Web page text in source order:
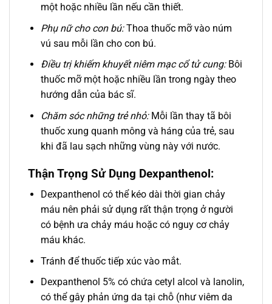
một hoặc nhiều lần nếu cần thiết.
Phụ nữ cho con bú:Thoa thuốc mỡ vào núm
vú sau mỗi lần cho con bú.
Điều trị khiếm khuyết niêm mạc cổ tử cung: Bôi
thuốc mỡ một hoặc nhiều lần trong ngày theo
hướng dẫn của bác sĩ.
Chăm sóc những trẻ nhỏ:Mỗi lần thay tã bôi
thuốc xung quanh mông và háng của trẻ, sau
khi đã lau sạch những vùng này với nước.
Thận Trọng Sử Dụng Dexpanthenol:
Dexpanthenol có thể kéo dài thời gian chảy
máu nên phải sử dụng rất thận trọng ở người
có bệnh ưa chảy máu hoặc có nguy cơ chảy
máu khác.
Tránh để thuốc tiếp xúc vào mắt.
Dexpanthenol 5% có chứa cetyl alcol và lanolin,
có thể gây phản ứng da tại chỗ (như viêm da